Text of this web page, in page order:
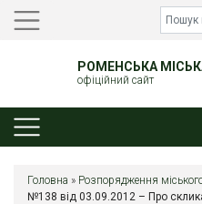
РОМЕНСЬКА
офіційний сайт
Головна » Розпорядження
№138 від 03.09.2012 – Про